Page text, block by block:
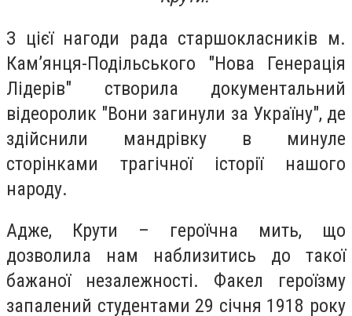
З цієї нагоди рада старшокласників м.
Кам’янця-Подільського "Нова Генерація
Лідерів" створила документальний
відеоролик "Вони загинули за Україну", де
здійснили мандрівку в минуле
сторінками трагічної історії нашого
народу.
Адже, Крути – героїчна мить, що
дозволила нам наблизитись до такої
бажаної незалежності. Факел героїзму
запалений студентами 29 січня 1918 року